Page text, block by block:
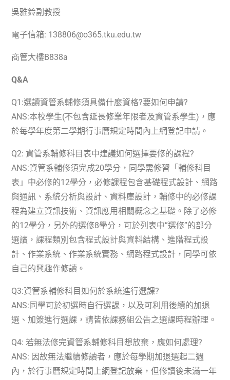
吳雅鈴副教授
電子信箱: 138806@o365.tku.edu.tw
商管大樓B838a
Q&A
Q1:選讀資管系輔修須具備什麼資格?要如何申請?
ANS:本校學生(不包含延長修業年限者及資管系學生)，應
於每學年度第二學期行事曆規定時間內上網登記申請。
Q2: 資管系輔修科目表中建議如何選擇要修的課程?
ANS:資管系輔修須完成20學分，同學需修習「輔修科目
表」中必修的12學分，必修課程包含基礎程式設計、網路
與通訊、系統分析與設計、資料庫設計，輔修中的必修課
程為建立資訊技術、資訊應用相關概念之基礎。除了必修
的12學分，另外的選修8學分，可於列表中”選修”的部分
選讀，課程類別包含程式設計與資料結構、進階程式設
計、作業系統、作業系統實務、網路程式設計，同學可依
自己的興趣作修讀。
Q3:資管系輔修科目如何於系統進行選課?
ANS:同學可於初選時自行選課，以及可利用後續的加退
選、加簽進行選課，請皆依課務組公告之選課時程辦理。
Q4: 若無法修完資管系輔修科目想放棄，應如何處理?
ANS: 因故無法繼續修讀者，應於每學期加退選起二週
內，於行事曆規定時間上網登記放棄，但修讀後未滿一年